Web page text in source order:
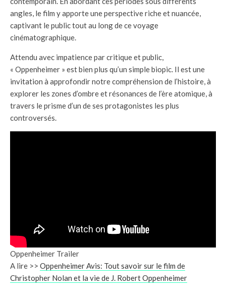
angles, le film y apporte une perspective riche et nuancée,
captivant le public tout au long de ce voyage
cinématographique.
Attendu avec impatience par critique et public,
« Oppenheimer » est bien plus qu’un simple biopic. Il est une
invitation à approfondir notre compréhension de l’histoire, à
explorer les zones d’ombre et résonances de l’ère atomique, à
travers le prisme d’un de ses protagonistes les plus
controversés.
Oppenheimer Trailer
A lire >> Oppenheimer Avis: Tout savoir sur le film de
Christopher Nolan et la vie de J. Robert Oppenheimer